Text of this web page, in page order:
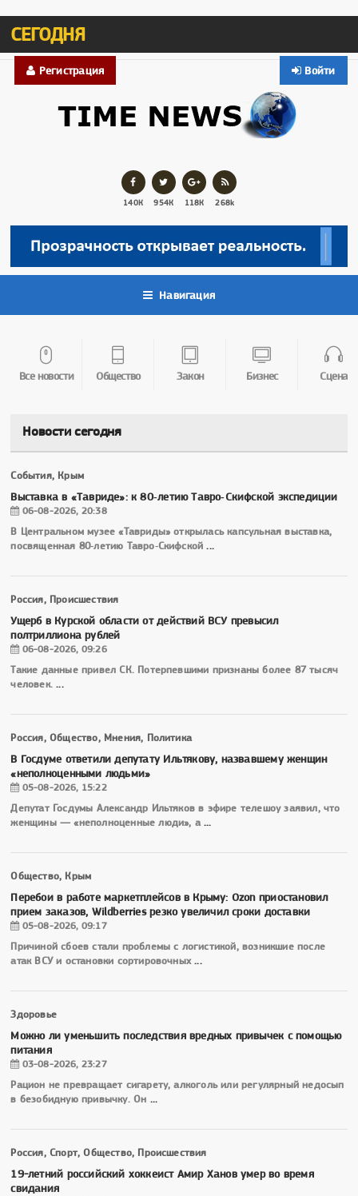
СЕГОДНЯ
Войти
Регистрация
140К 954К 118К 268k
Навигация
Все новости Общество Закон Бизнес Сцена
Новости сегодня
События, Крым
Выставка в «Тавриде»: к 80‑летию Тавро‑Скифской экспедиции
06-08-2026, 20:38
В Центральном музее «Тавриды» открылась капсульная выставка,
посвященная 80‑летию Тавро‑Скифской...
Россия, Происшествия
Ущерб в Курской области от действий ВСУ превысил
полтриллиона рублей
06-08-2026, 09:26
Такие данные привел СК. Потерпевшими признаны более 87 тысяч
человек....
Россия, Общество, Мнения, Политика
В Госдуме ответили депутату Ильтякову, назвавшему женщин
«неполноценными людьми»
05-08-2026, 15:22
Депутат Госдумы Александр Ильтяков в эфире телешоу заявил, что
женщины — «неполноценные люди», а...
Общество, Крым
Перебои в работе маркетплейсов в Крыму: Ozon приостановил
прием заказов, Wildberries резко увеличил сроки доставки
05-08-2026, 09:17
Причиной сбоев стали проблемы с логистикой, возникшие после
атак ВСУ и остановки сортировочных...
Здоровье
Можно ли уменьшить последствия вредных привычек с помощью
питания
03-08-2026, 23:27
Рацион не превращает сигарету, алкоголь или регулярный недосып
в безобидную привычку. Он ...
Россия, Спорт, Общество, Происшествия
19-летний российский хоккеист Амир Ханов умер во время
свидания